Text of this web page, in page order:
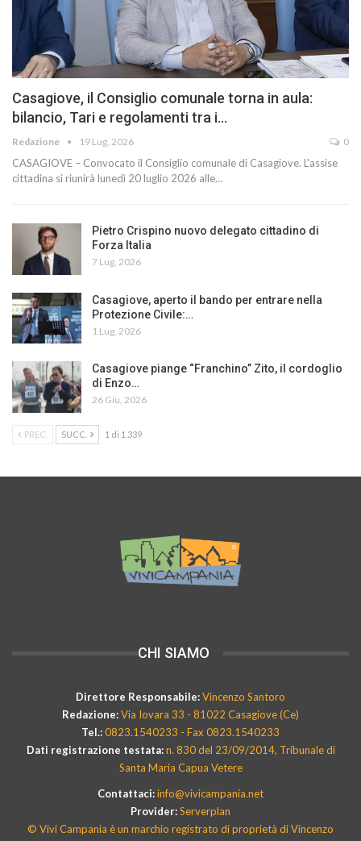
Casagiove, il Consiglio comunale torna in aula:
bilancio, Tari e regolamenti tra i…
Redazione 19 Lug, 2026 0
CASAGIOVE – Convocato il Consiglio comunale di Casagiove. L'assise
cittadina si riunirà lunedì 20 luglio 2026 alle…
Pietro Crispino nuovo delegato cittadino di
Forza Italia
7 Lug, 2026
Casagiove, aperto il bando per entrare nella
Protezione Civile:…
1 Lug, 2026
Casagiove piange “Franchino” Zito, il cordoglio
di Enzo…
26 Giu, 2026
PREC. SUCC. 1 di 1.339
CHI SIAMO
Direttore Responsabile:Vincenzo Santoro
Redazione:Via Iovara 33 - 81022 Casagiove (Ce)
Tel.:0823.1540233 - Fax 0823.1540233
Dati registrazione testata:n. 830 del 23/09/2014, Tribunale di
Santa Maria Capua Vetere
Contattaci:info@vivicampania.net
Provider:Serverplan
© Vivi Campania è un marchio registrato di proprietà di Vincenzo